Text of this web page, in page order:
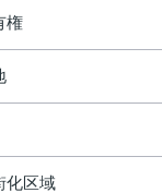
権
化区域